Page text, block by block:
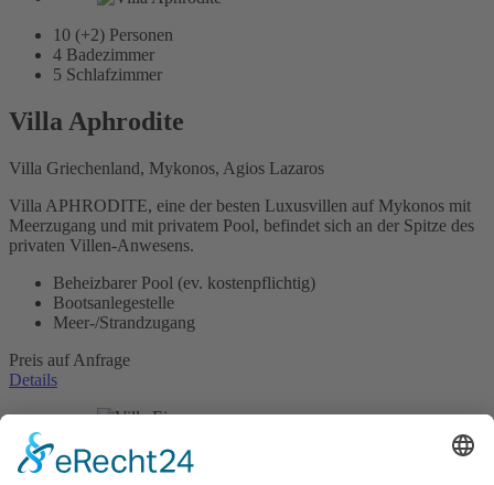
10 (+2) Personen
4 Badezimmer
5 Schlafzimmer
Villa Aphrodite
Villa Griechenland, Mykonos, Agios Lazaros
Villa APHRODITE, eine der besten Luxusvillen auf Mykonos mit
Meerzugang und mit privatem Pool, befindet sich an der Spitze des
privaten Villen-Anwesens.
Beheizbarer Pool (ev. kostenpflichtig)
Bootsanlegestelle
Meer-/Strandzugang
Preis auf Anfrage
Details
8 (+2)Personen
4 Badezimmer